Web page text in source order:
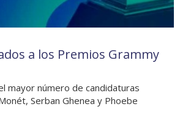
a los Premios Grammy
mayor número de candidaturas
Serban Ghenea y Phoebe